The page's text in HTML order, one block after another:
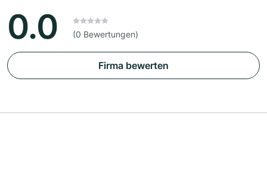
0.0 (0 Bewertungen)
Firma bewerten